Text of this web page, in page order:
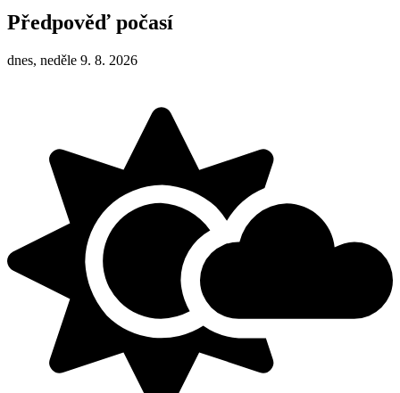
Předpověď počasí
dnes, neděle 9. 8. 2026